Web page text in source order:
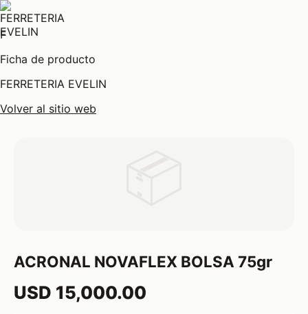
F
Ficha de producto
FERRETERIA EVELIN
Volver al sitio web
ACRONAL NOVAFLEX BOLSA 75gr
USD 15,000.00